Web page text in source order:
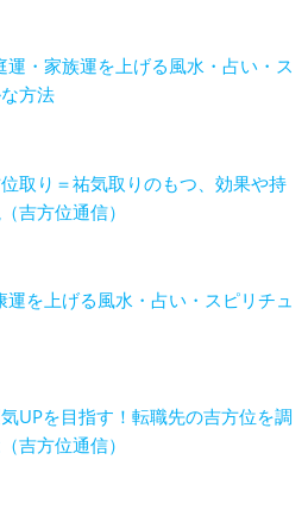
・家族運を上げる風水・占い・ス
方法
取り＝祐気取りのもつ、効果や持
吉方位通信）
を上げる風水・占い・スピリチュ
UPを目指す！転職先の吉方位を調
吉方位通信）